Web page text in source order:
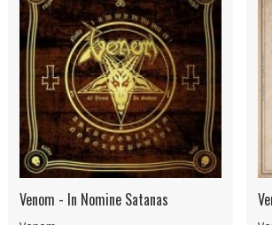
Venom - In Nomine Satanas